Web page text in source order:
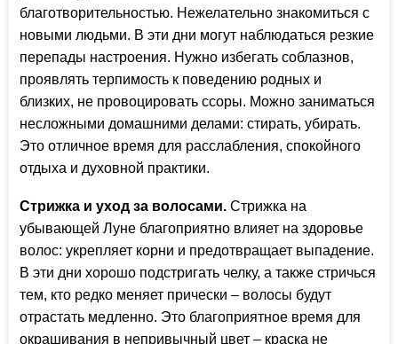
благотворительностью. Нежелательно знакомиться с
новыми людьми. В эти дни могут наблюдаться резкие
перепады настроения. Нужно избегать соблазнов,
проявлять терпимость к поведению родных и
близких, не провоцировать ссоры. Можно заниматься
несложными домашними делами: стирать, убирать.
Это отличное время для расслабления, спокойного
отдыха и духовной практики.
Стрижка и уход за волосами. Стрижка на
убывающей Луне благоприятно влияет на здоровье
волос: укрепляет корни и предотвращает выпадение.
В эти дни хорошо подстригать челку, а также стричься
тем, кто редко меняет прически – волосы будут
отрастать медленно. Это благоприятное время для
окрашивания в непривычный цвет – краска не